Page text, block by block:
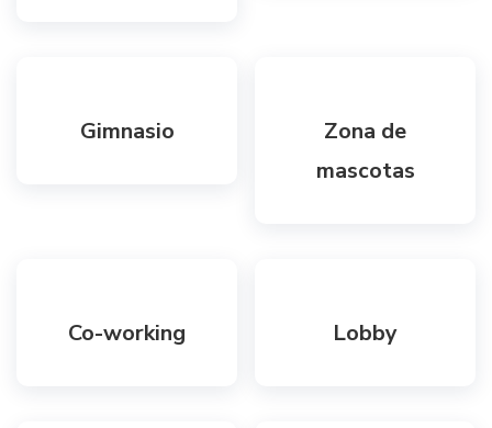
Gimnasio
Zona de
mascotas
Co-working Lobby